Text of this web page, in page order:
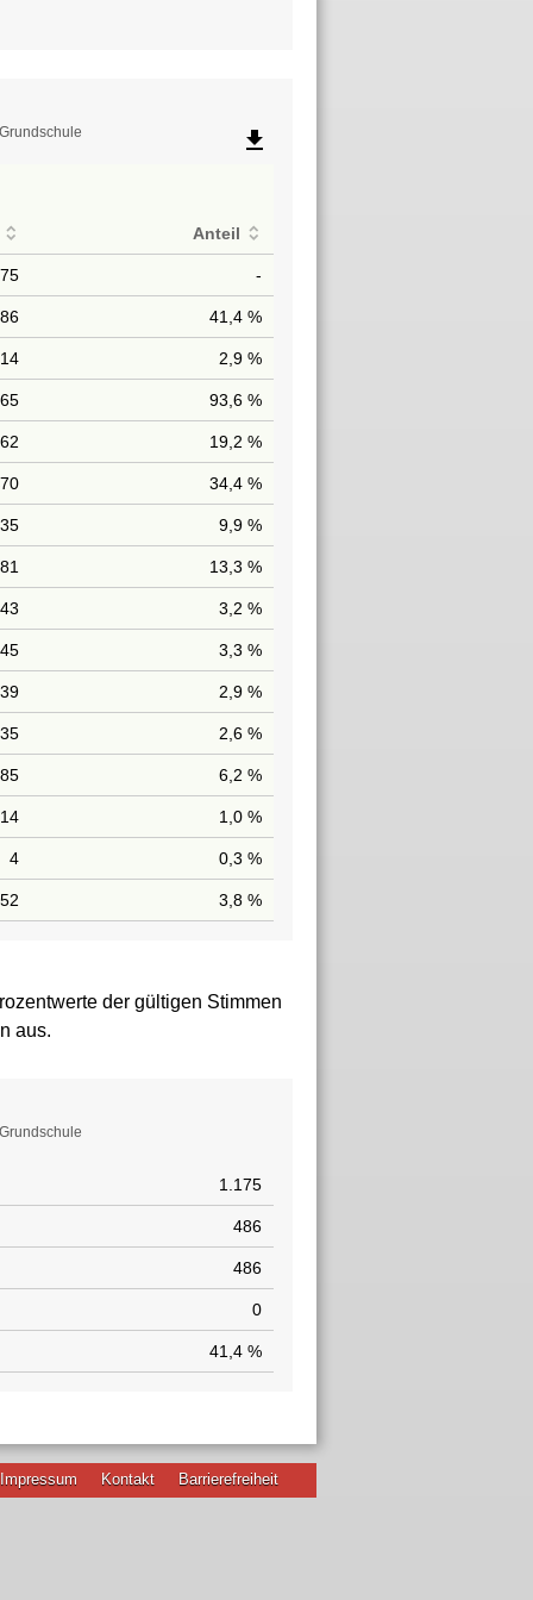
file_download
Anteil
-
41,4 %
14 2,9 %
93,6 %
19,2 %
34,4 %
9,9 %
13,3 %
43 3,2 %
45 3,3 %
39 2,9 %
35 2,6 %
85 6,2 %
14 1,0 %
4 0,3 %
52 3,8 %
der gültigen Stimmen
aus.
1.175
486
486
0
41,4 %
Impressum Kontakt Barrierefreiheit